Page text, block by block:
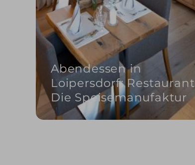
Abendessen in
Loipersdorf: Restaurant
Die Speisemanufaktur